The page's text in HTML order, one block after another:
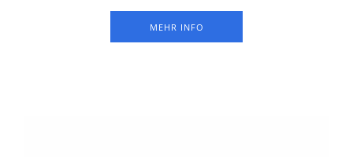
Namensschildgröße). Die Sortiersysteme sind nicht im
Lieferumfang enthalten.
MEHR INFO